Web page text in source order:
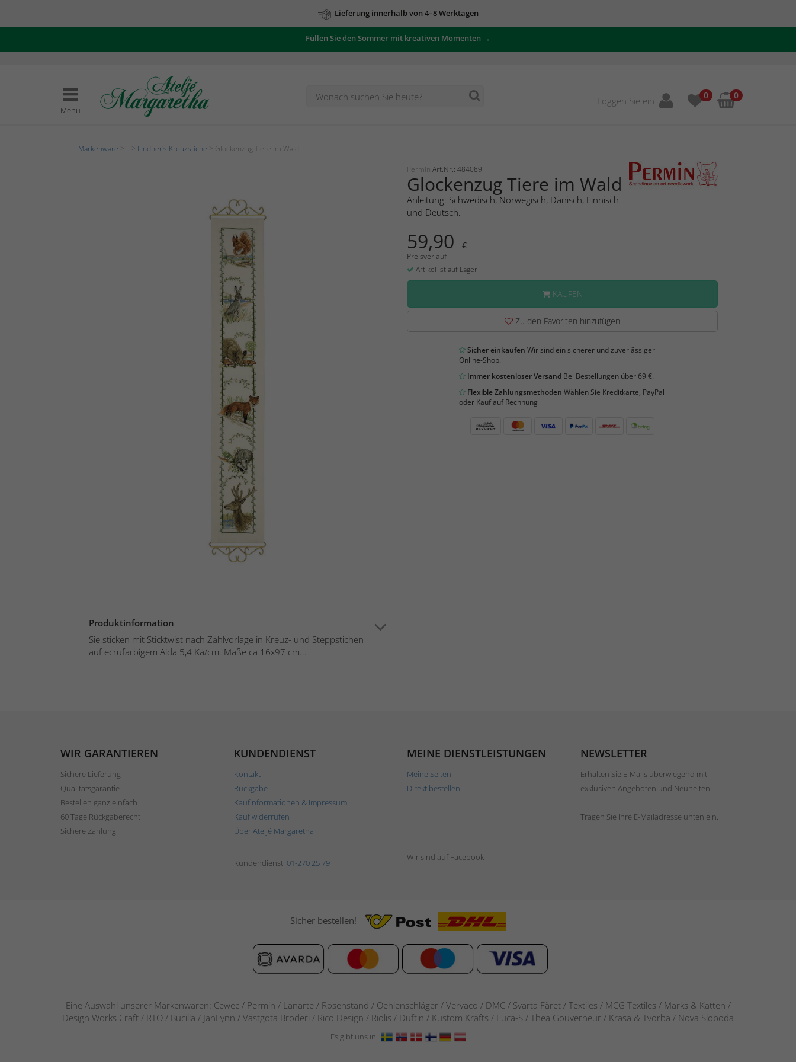
Lieferung innerhalb von 4–8 Werktagen
Füllen Sie den Sommer mit kreativen Momenten →
Menü
Loggen Sie ein 0 0
Markenware L Lindner's Kreuzstiche > Glockenzug Tiere im Wald
Produktinformation
Sie sticken mit Sticktwist nach Zählvorlage in Kreuz- und Steppstichen
auf ecrufarbigem Aida 5,4 Kä/cm. Maße ca 16x97 cm...
Permin Art.Nr.: 484089
Glockenzug Tiere im Wald
Anleitung: Schwedisch, Norwegisch, Dänisch, Finnisch
und Deutsch.
59,90 €
Preisverlauf
Artikel ist auf Lager
KAUFEN
Zu den Favoriten hinzufügen
Sicher einkaufen Wir sind ein sicherer und zuverlässiger
Online-Shop.
Immer kostenloser VersandBei Bestellungen über 69 €.
Flexible Zahlungsmethoden Wählen Sie Kreditkarte, PayPal
oder Kauf auf Rechnung
WIR GARANTIEREN
Sichere Lieferung
Qualitätsgarantie
Bestellen ganz einfach
60 Tage Rückgaberecht
Sichere Zahlung
KUNDENDIENST
Kontakt
Rückgabe
Kaufinformationen & Impressum
Kauf widerrufen
Über Ateljé Margaretha
MEINE DIENSTLEISTUNGEN
Meine Seiten
Direkt bestellen
NEWSLETTER
Erhalten Sie E-Mails überwiegend mit
exklusiven Angeboten und Neuheiten.
Tragen Sie Ihre E-Mailadresse unten ein.
Kundendienst: 01-270 25 79
Wir sind auf Facebook
Sicher bestellen!
Eine Auswahl unserer Markenwaren: Cewec / Permin / Lanarte / Rosenstand / Oehlenschläger / Vervaco / DMC / Svarta Fåret / Textiles / MCG Textiles / Marks & Katten /
Design Works Craft / RTO / Bucilla / JanLynn / Västgöta Broderi / Rico Design / Riolis / Duftin / Kustom Krafts / Luca-S / Thea Gouverneur / Krasa & Tvorba / Nova Sloboda
Es gibt uns in: